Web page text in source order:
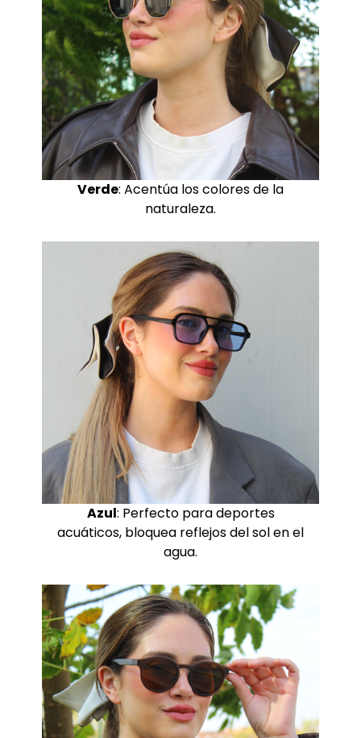
Verde: Acentúa los colores de la
naturaleza.
Azul: Perfecto para deportes
acuáticos, bloquea reflejos del sol en el
agua.